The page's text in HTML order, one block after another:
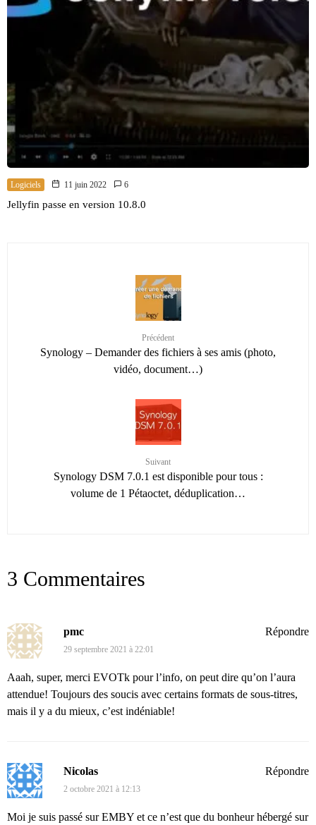
Logiciels 11 juin 2022 6
Jellyfin passe en version 10.8.0
Précédent
Synology – Demander des fichiers à ses amis (photo,
vidéo, document…)
Suivant
Synology DSM 7.0.1 est disponible pour tous :
volume de 1 Pétaoctet, déduplication…
3 Commentaires
pmc
29 septembre 2021 à 22:01
Aaah, super, merci EVOTk pour l’info, on peut dire qu’on l’aura
attendue! Toujours des soucis avec certains formats de sous-titres,
mais il y a du mieux, c’est indéniable!
Répondre
Nicolas
2 octobre 2021 à 12:13
Moi je suis passé sur EMBY et ce n’est que du bonheur hébergé sur
Répondre